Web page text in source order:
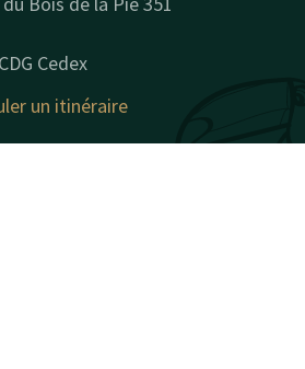
Cedex
un itinéraire